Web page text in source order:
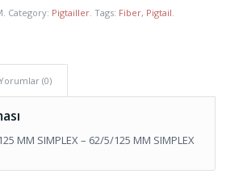
Category: Pigtailler. Tags: Fiber, Pigtail
(0)
MM SIMPLEX – 62/5/125 MM SIMPLEX